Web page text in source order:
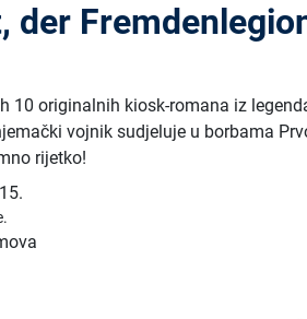
der
10 originalnih kiosk-romana iz
vojnik sudjeluje u borbama
rijetko!